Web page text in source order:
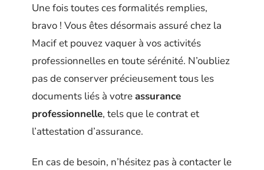
Une fois toutes ces formalités remplies,
bravo ! Vous êtes désormais assuré chez la
Macif et pouvez vaquer à vos activités
professionnelles en toute sérénité. N’oubliez
pas de conserver précieusement tous les
documents liés à votreassurance
professionnelle, tels que le contrat et
l’attestation d’assurance.
En cas de besoin, n’hésitez pas à contacter le